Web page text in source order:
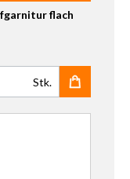
flach
90 Ablaufgarnitur
Stk.